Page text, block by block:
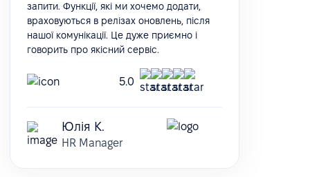
запити. Функції, які ми хочемо додати,
враховуються в релізах оновлень, після
нашої комунікації. Це дуже приємно і
говорить про якісний сервіс.
5.0
Юлія К.
HR Manager